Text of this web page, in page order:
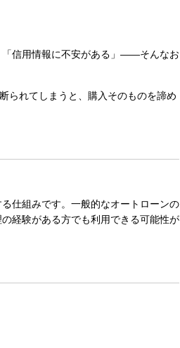
「信用情報に不安がある」——そんなお
られてしまうと、購入そのものを諦め
仕組みです。一般的なオートローンの
経験がある方でも利用できる可能性が